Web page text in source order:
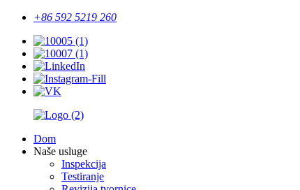
+86 592 5219 260
Dom
Naše usluge
Inspekcija
Testiranje